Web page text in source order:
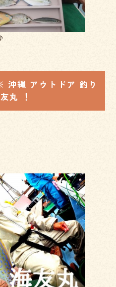
沖縄 アウトドア 釣り
丸 ！